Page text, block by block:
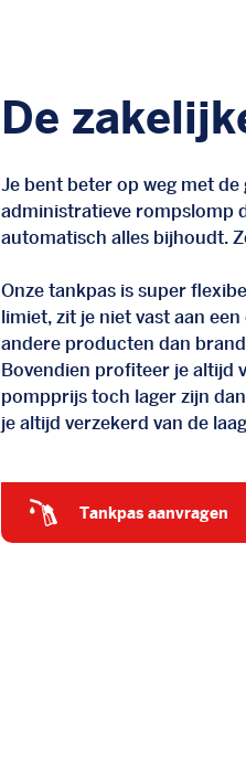
De
Je bent beter op weg met
administratieve rompslomp
automatisch alles bijhoudt.
Onze tankpas is super
limiet, zit je niet vast aan
andere producten dan
Bovendien profiteer je altijd
pompprijs toch lager zijn
je altijd verzekerd van de
tankpas aanvragen